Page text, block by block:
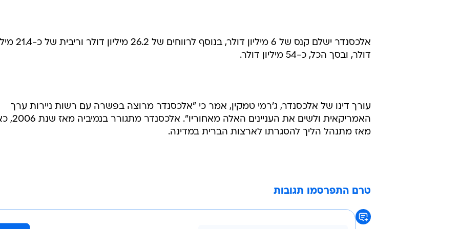
אלכסנדר ישלם קנס של 6 מיליון דולר, בנוסף לרווחים של
דולר, ובסך הכל, כ-54 מיליון דולר.
עורך דינו של אלכסנדר, ג'רמי טמקין, אמר כי "אלכסנדר מרוצה בפשרה עם רשות ניירות ערך
האמריקאית ולשים את העניינים
מאז מתנהל הליך להסגרתו לארצות הברית במדינה.
טרם התפרסמו תגובות